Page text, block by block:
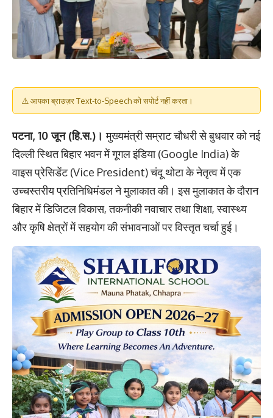
⚠️ आपका ब्राउज़र Text-to-Speech को सपोर्ट नहीं करता।
पटना, 10 जून (हि.स.)।मुख्यमंत्री सम्राट चौधरी से बुधवार को नई
दिल्ली स्थित बिहार भवन में गूगल इंडिया (Google India) के
वाइस प्रेसिडेंट (Vice President) चंदू थोटा के नेतृत्व में एक
उच्चस्तरीय प्रतिनिधिमंडल ने मुलाकात की। इस मुलाकात के दौरान
बिहार में डिजिटल विकास, तकनीकी नवाचार तथा शिक्षा, स्वास्थ्य
और कृषि क्षेत्रों में सहयोग की संभावनाओं पर विस्तृत चर्चा हुई।